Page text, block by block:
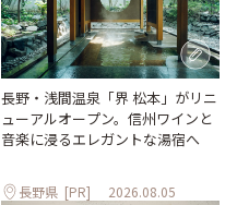
長野・浅間温泉「界 松本」がリニ
ューアルオープン。信州ワインと
音楽に浸るエレガントな湯宿へ
長野県 [PR] 2026.08.05